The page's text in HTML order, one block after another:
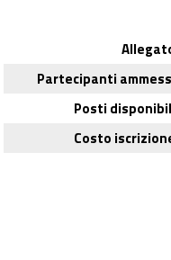
Partecipanti
Posti
Costo